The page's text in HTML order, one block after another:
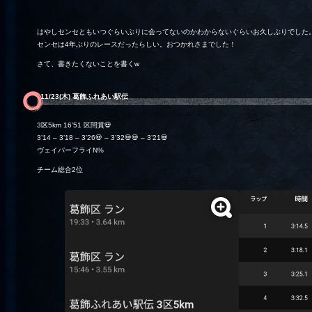
はやしセンセともいつぐらいぶりに会ってないのかわからないぐらいお久しぶりでした
センセは4年ぶりのレースだったらしい。おつかれさまでした！
さて、書きたくないことを書くw
11/23(木) 葛飾ふれあい駅伝
3区5km 16’51 区間賞💀
3’14 – 3’18 – 3’26💀 – 3’32💀💀 – 3’21💀
ヴェイパーフライN%
チーム総合2位